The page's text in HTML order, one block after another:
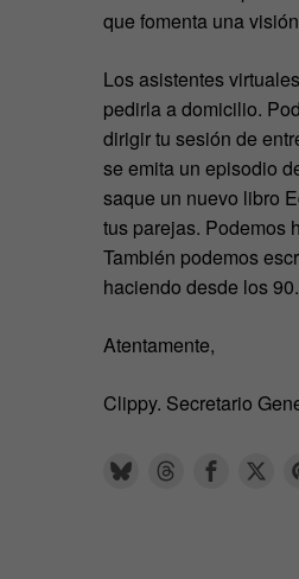
que fomenta una
Los asistentes
pedirla a domicilio.
dirigir tu sesión de
se emita un episodio
saque un nuevo libro
tus parejas. Podemos
También podemos
haciendo desde los 90.
Atentamente,
Clippy. Secretario